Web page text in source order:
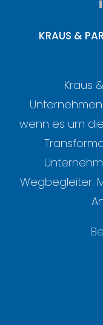
KRAUS &
Kraus
wenn es um
Wegbegleiter.